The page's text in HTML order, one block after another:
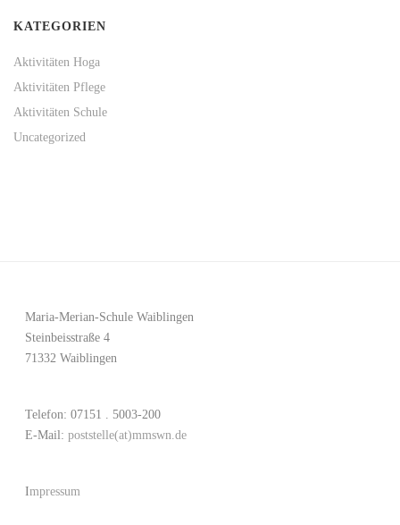
KATEGORIEN
Aktivitäten Hoga
Aktivitäten Pflege
Aktivitäten Schule
Uncategorized
Maria-Merian-Schule Waiblingen
Steinbeisstraße 4
71332 Waiblingen
Telefon: 07151 . 5003-200
E-Mail:poststelle(at)mmswn.de
Impressum